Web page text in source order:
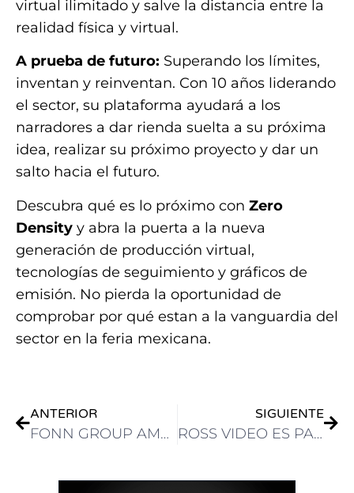
virtual ilimitado y salve la distancia entre la
realidad física y virtual.
A prueba de futuro: Superando los límites,
inventan y reinventan. Con 10 años liderando
el sector, su plataforma ayudará a los
narradores a dar rienda suelta a su próxima
idea, realizar su próximo proyecto y dar un
salto hacia el futuro.
Descubra qué es lo próximo con Zero
Density y abra la puerta a la nueva
generación de producción virtual,
tecnologías de seguimiento y gráficos de
emisión. No pierda la oportunidad de
comprobar por qué estan a la vanguardia del
sector en la feria mexicana.
ANTERIOR
FONN GROUP AMERICAS NOMBRA A EDUARDO MANCZ COMO CEO
SIGUIENTE
ROSS VIDEO ES PARTNER DE LA CARIBBEAN BROADCASTING UNION EN SU 54 ASAMBLEA GENERAL ANUAL